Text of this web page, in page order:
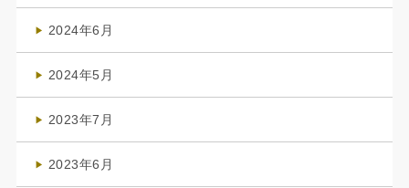
2024年6月
2024年5月
2023年7月
2023年6月